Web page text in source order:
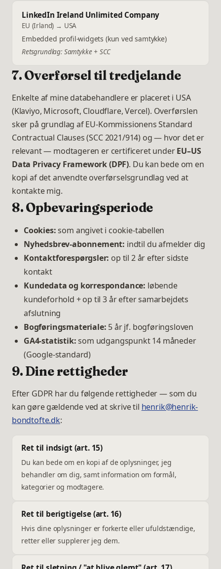
LinkedIn Ireland Unlimited Company
EU (Irland) → USA
Embedded profil-widgets (kun ved samtykke)
Retsgrundlag: Samtykke + SCC
7. Overførsel til tredjelande
Enkelte af mine databehandlere er placeret i USA
(Klaviyo, Microsoft, Cloudflare, Vercel). Overførslen
sker på grundlag af EU-Kommissionens Standard
Contractual Clauses (SCC 2021/914) og — hvor det er
relevant — modtageren er certificeret underEU–US
Data Privacy Framework (DPF). Du kan bede om en
kopi af det anvendte overførselsgrundlag ved at
kontakte mig.
8. Opbevaringsperiode
Cookies:som angivet i cookie-tabellen
Nyhedsbrev-abonnement: indtil du afmelder dig
Kontaktforespørgsler: op til 2 år efter sidste
kontakt
Kundedata og korrespondance: løbende
kundeforhold + op til 3 år efter samarbejdets
afslutning
Bogføringsmateriale: 5 år jf. bogføringsloven
GA4-statistik:som udgangspunkt 14 måneder
(Google-standard)
9. Dine rettigheder
Efter GDPR har du følgende rettigheder — som du
kan gøre gældende ved at skrive til henrik@henrik-
bondtofte.dk:
Ret til indsigt (art. 15)
Du kan bede om en kopi af de oplysninger, jeg
behandler om dig, samt information om formål,
kategorier og modtagere.
Ret til berigtigelse (art. 16)
Hvis dine oplysninger er forkerte eller ufuldstændige,
retter eller supplerer jeg dem.